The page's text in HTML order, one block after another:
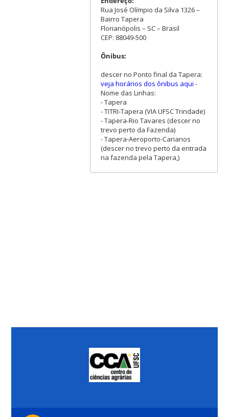
Rua José Olímpio da Silva 1326 –
Bairro Tapera
Florianópolis – SC – Brasil
CEP: 88049-500
Ônibus:
descer no Ponto final da Tapera:
veja horários dos ônibus aqui -
Nome das Linhas:
- Tapera
- TITRI-Tapera (VIA UFSC Trindade)
- Tapera-Rio Tavares (descer no
trevo perto da Fazenda)
- Tapera-Aeroporto-Carianos
(descer no trevo perto da entrada
na fazenda pela Tapera,)